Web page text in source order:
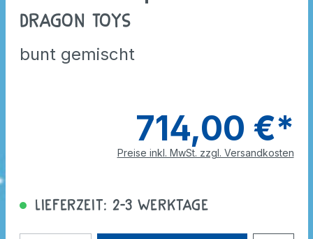
Dragon Toys
bunt gemischt
714,00 €*
Preise inkl. MwSt. zzgl. Versandkosten
Lieferzeit: 2-3 Werktage